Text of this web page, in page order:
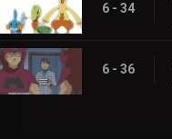
6 - 34
6 - 36